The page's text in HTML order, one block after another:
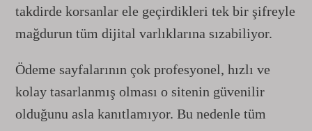
takdirde korsanlar ele geçirdikleri tek bir şifreyle
mağdurun tüm dijital varlıklarına sızabiliyor.
Ödeme sayfalarının çok profesyonel, hızlı ve
kolay tasarlanmış olması o sitenin güvenilir
olduğunu asla kanıtlamıyor. Bu nedenle tüm